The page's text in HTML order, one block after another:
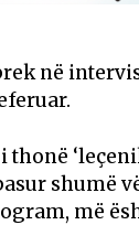
në
thonë
shumë
më